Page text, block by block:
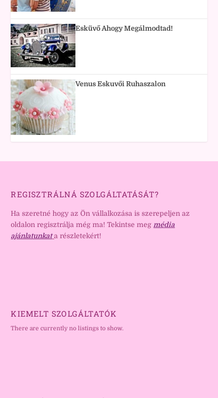
Esküvő Ahogy Megálmodtad!
Venus Eskuvői Ruhaszalon
REGISZTRÁLNÁ SZOLGÁLTATÁSÁT?
Ha szeretné hogy az Ön vállalkozása is szerepeljen az
oldalon regisztrálja még ma! Tekintse megmédia
ajánlatunkat a részletekért!
KIEMELT SZOLGÁLTATÓK
There are currently no listings to show.